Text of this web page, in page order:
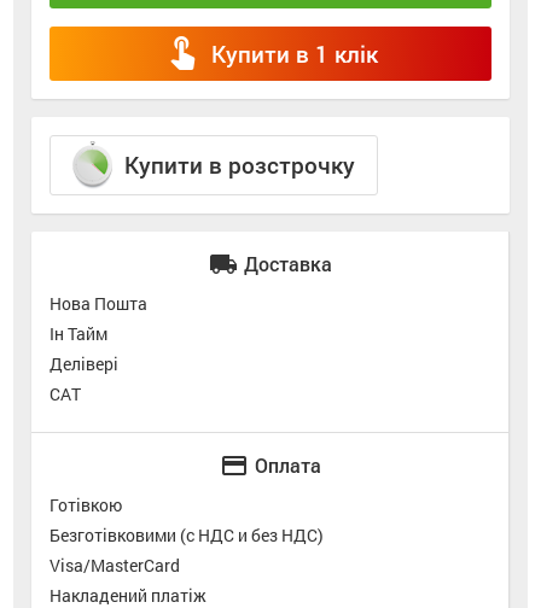
touch_app Купити в 1 клік
Купити в розстрочку
local_shipping Доставка
Нова Пошта
Ін Тайм
Делівері
САТ
credit_card Оплата
Готівкою
Безготівковими (с НДС и без НДС)
Visa/MasterCard
Накладений платіж